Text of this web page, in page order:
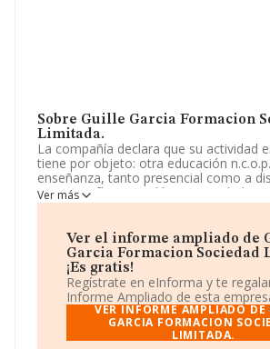
Sobre Guille Garcia Formacion
Limitada.
La compañía declara que su actividad
tiene por objeto: otra educación
enseñanza, tanto presencial como a
personas físicas, jurídicas y entidades
intermediación en la compra, la venta
de. La empresa está registrada como
Limitada. Su CNAE corresponde a
educación n.c.o.p.'. La compañía no
mercados exteriores.
La empresaGuille Garcia Formacion
, con CIF B44561959, tiene
establecido en Poligono Industrial La
Ver más
Ver el informe ampliado de
Garcia Formacion Sociedad
¡Es gratis!
Regístrate en eInforma y te
Informe Ampliado de esta
VER INFORME AMPLIADO DE
GARCIA FORMACION
LIMITADA.